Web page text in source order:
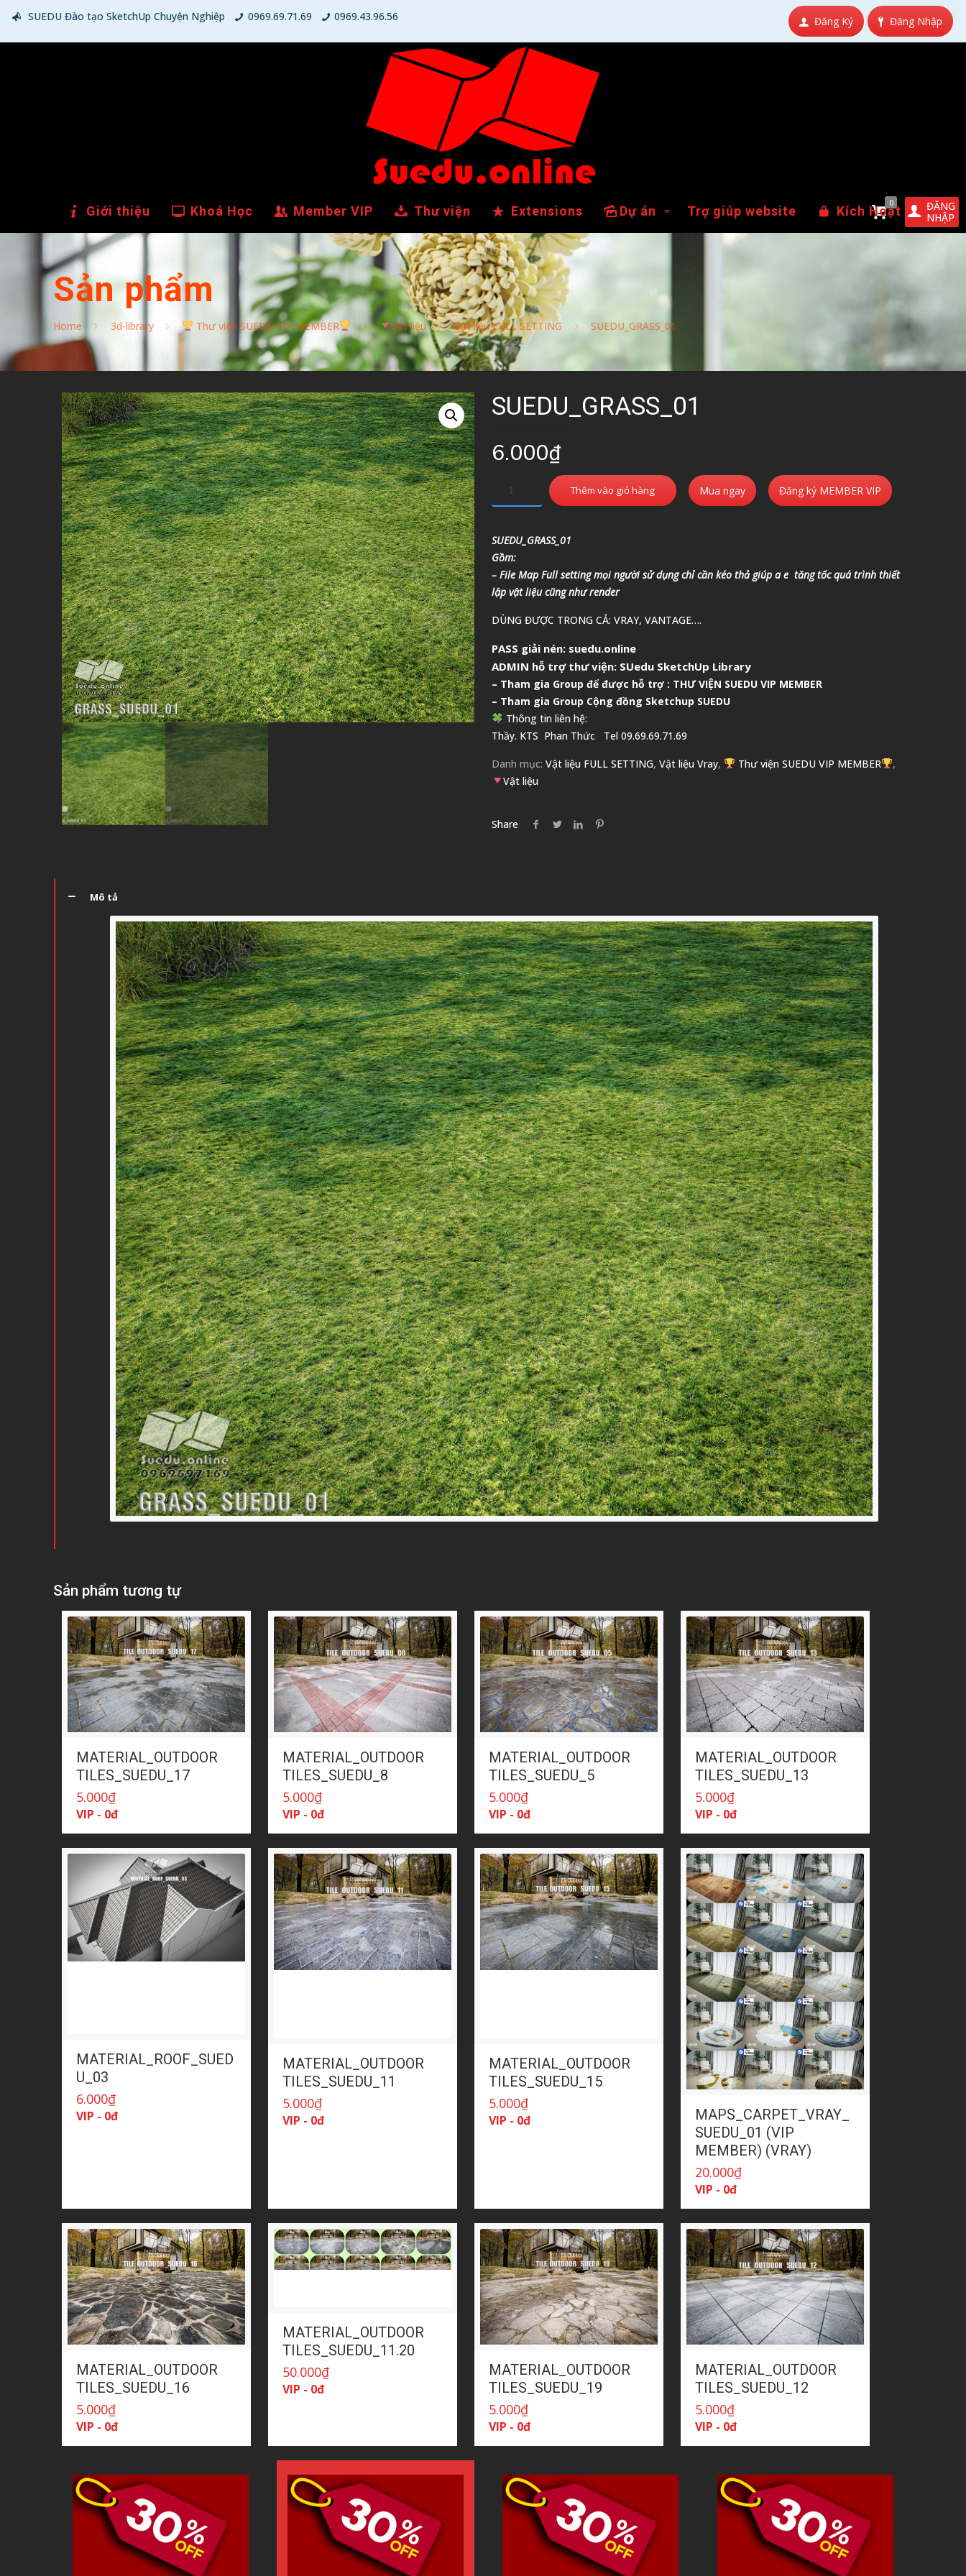
SUEDU Đào tạo SketchUp Chuyện Nghiệp 0969.69.71.69 0969.43.96.56 Đăng Nhập
Đăng Ký
Giới thiệu Khoá Học Member VIP Thư viện Extensions Dự án Trợ giúp website Kích Hoạt
0
ĐĂNG
NHẬP
Sản phẩm
Home 3d-library Thư viện SUEDU VIP MEMBER Vật liệu Vật liệu FULL SETTING SUEDU_GRASS_01
SUEDU_GRASS_01
6.000₫
Thêm vào giỏ hàng Mua ngay Đăng ký MEMBER VIP
SUEDU_GRASS_01
Gồm:
– File Map Full setting mọi người sử dụng chỉ cần kéo thả giúp a e tăng tốc quá trình thiết
lập vật liệu cũng như render
DÙNG ĐƯỢC TRONG CẢ: VRAY, VANTAGE….
PASS giải nén: suedu.online
ADMIN hỗ trợ thư viện: SUedu SketchUp Library
– Tham gia Group để được hỗ trợ : THƯ VIỆN SUEDU VIP MEMBER
– Tham gia Group Cộng đồng Sketchup SUEDU
Thông tin liên hệ:
Thầy. KTS Phan ThứcTel 09.69.69.71.69
Danh mục: Vật liệu FULL SETTING, Vật liệu Vray, Thư viện SUEDU VIP MEMBER
,
Vật liệu
Share
Mô tả
Sản phẩm tương tự
MATERIAL_OUTDOOR
TILES_SUEDU_17
5.000₫
VIP - 0đ
MATERIAL_OUTDOOR
TILES_SUEDU_8
5.000₫
VIP - 0đ
MATERIAL_OUTDOOR
TILES_SUEDU_5
5.000₫
VIP - 0đ
MATERIAL_OUTDOOR
TILES_SUEDU_13
5.000₫
VIP - 0đ
MATERIAL_ROOF_SUED
U_03
6.000₫
VIP - 0đ
MATERIAL_OUTDOOR
TILES_SUEDU_11
5.000₫
VIP - 0đ
MATERIAL_OUTDOOR
TILES_SUEDU_15
5.000₫
VIP - 0đ
MAPS_CARPET_VRAY_
SUEDU_01 (VIP
MEMBER) (VRAY)
20.000₫
VIP - 0đ
MATERIAL_OUTDOOR
TILES_SUEDU_16
5.000₫
VIP - 0đ
MATERIAL_OUTDOOR
TILES_SUEDU_11.20
50.000₫
VIP - 0đ
MATERIAL_OUTDOOR
TILES_SUEDU_19
5.000₫
VIP - 0đ
MATERIAL_OUTDOOR
TILES_SUEDU_12
5.000₫
VIP - 0đ